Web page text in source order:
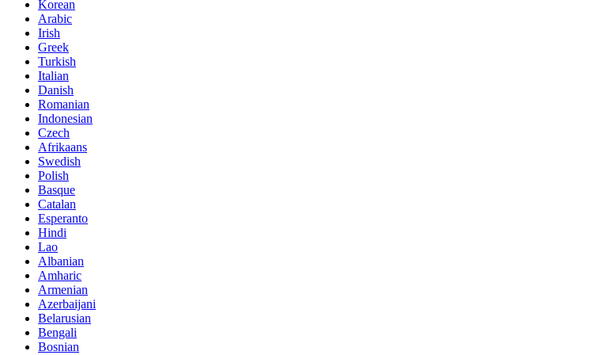
Korean
Arabic
Irish
Greek
Turkish
Italian
Danish
Romanian
Indonesian
Czech
Afrikaans
Swedish
Polish
Basque
Catalan
Esperanto
Hindi
Lao
Albanian
Amharic
Armenian
Azerbaijani
Belarusian
Bengali
Bosnian